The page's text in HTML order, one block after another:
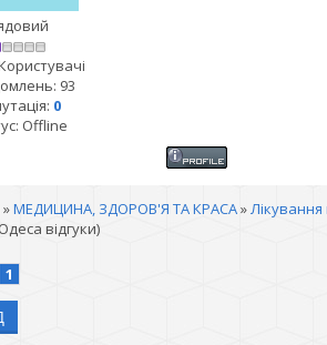
93
0
Offline
»МЕДИЦИНА, ЗДОРОВ'Я ТА КРАСА»Лікування
відгуки)
1